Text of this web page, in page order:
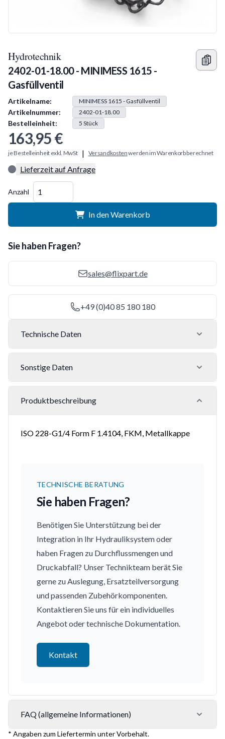
Hydrotechnik
2402-01-18.00 - MINIMESS 1615 -
Gasfüllventil
Produkt Information
Artikelname: MINIMESS 1615 - Gasfüllventil
Artikelnummer: 2402-01-18.00
Bestelleinheit: 5 Stück
163,95 €
je Bestelleinheit exkl. MwSt | Versandkostenwerden im Warenkorb berechnet
Lieferzeit auf Anfrage
Anzahl
In den Warenkorb
Sie haben Fragen?
sales@flixpart.de
+49 (0)40 85 180 180
Technische Daten
Sonstige Daten
Produktbeschreibung
ISO 228-G1/4 Form F 1.4104, FKM, Metallkappe
TECHNISCHE BERATUNG
Sie haben Fragen?
Benötigen Sie Unterstützung bei der
Integration in Ihr Hydrauliksystem oder
haben Fragen zu Durchflussmengen und
Druckabfall? Unser Technikteam berät Sie
gerne zu Auslegung, Ersatzteilversorgung
und passenden Zubehörkomponenten.
Kontaktieren Sie uns für ein individuelles
Angebot oder technische Dokumentation.
Kontakt
FAQ (allgemeine Informationen)
* Angaben zum Liefertermin unter Vorbehalt.